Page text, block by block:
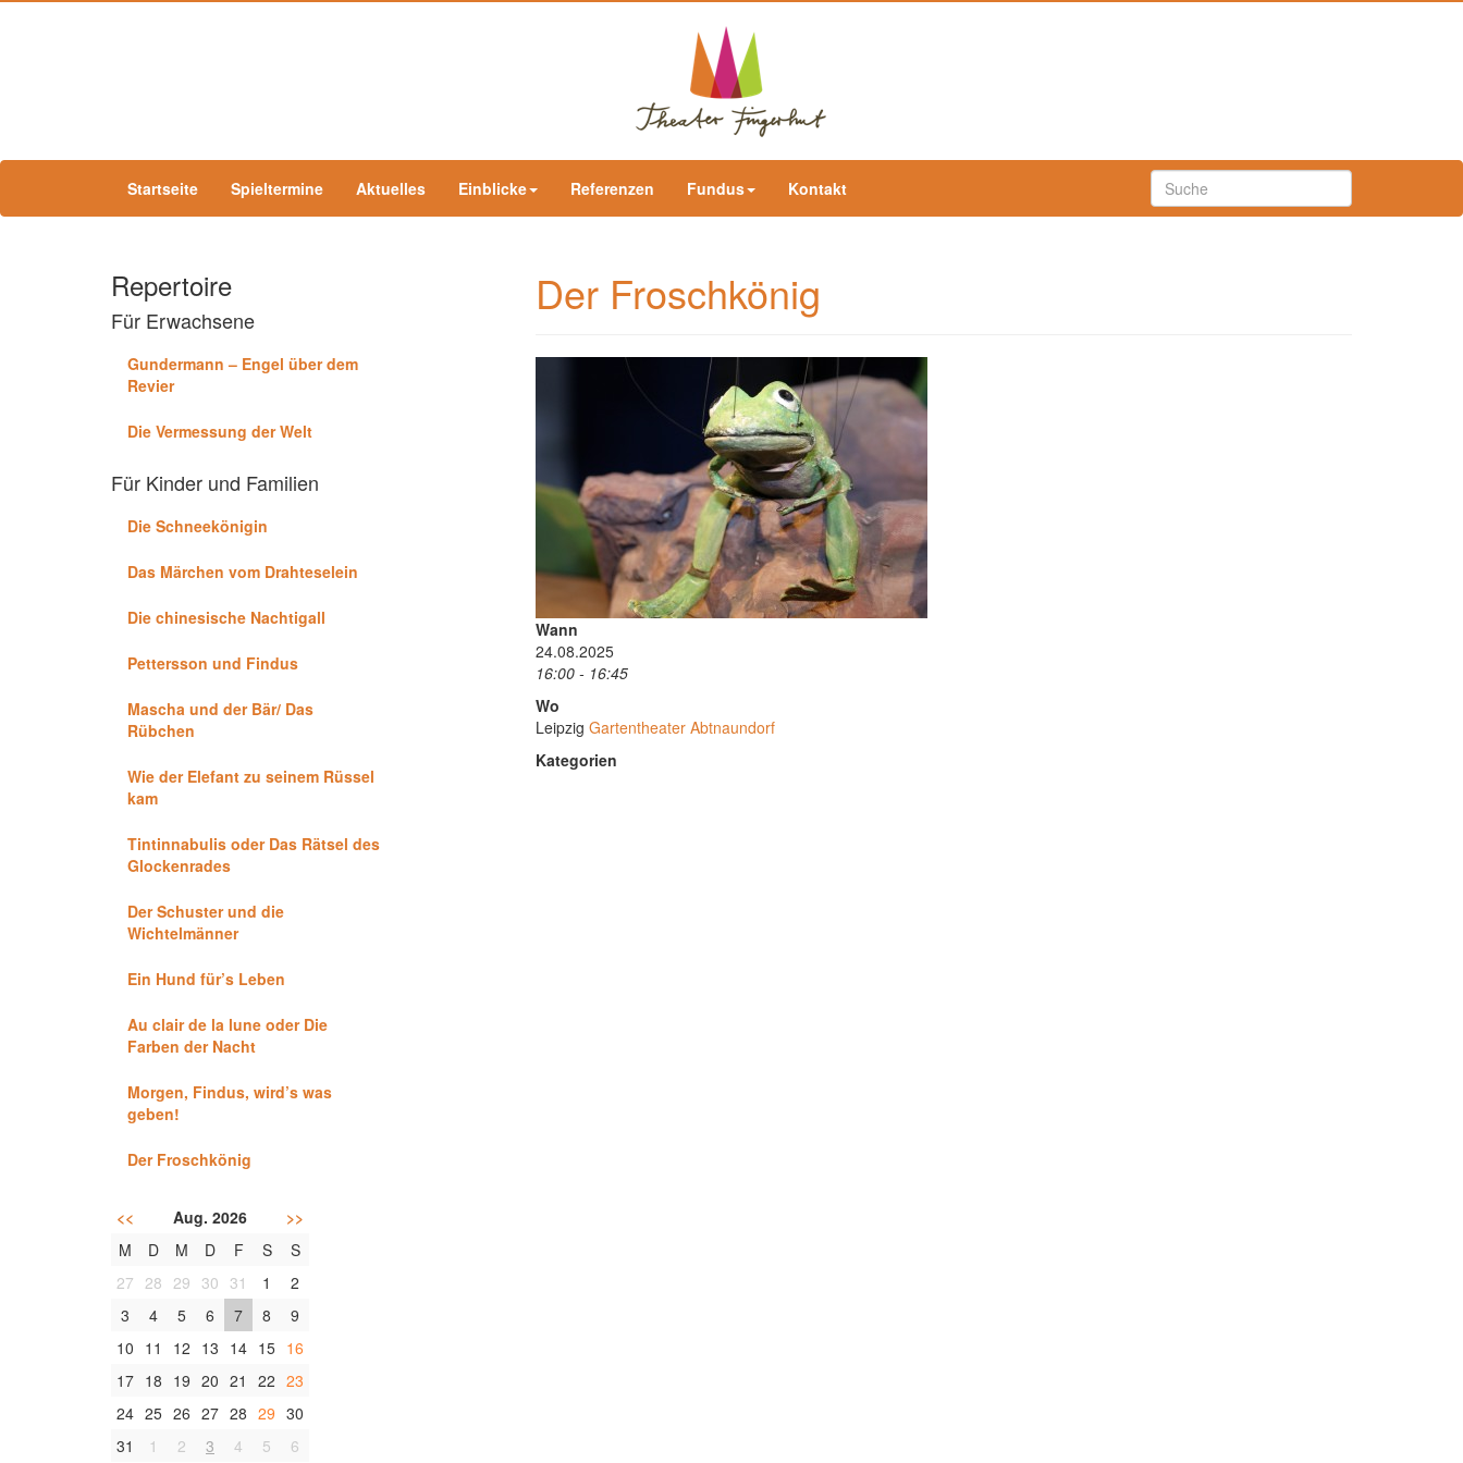
Startseite Spieltermine Aktuelles Einblicke Referenzen Fundus Kontakt
Repertoire
Für Erwachsene
Gundermann – Engel über dem
Revier
Die Vermessung der Welt
Für Kinder und Familien
Die Schneekönigin
Das Märchen vom Drahteselein
Die chinesische Nachtigall
Pettersson und Findus
Mascha und der Bär/ Das
Rübchen
Wie der Elefant zu seinem Rüssel
kam
Tintinnabulis oder Das Rätsel des
Glockenrades
Der Schuster und die
Wichtelmänner
Ein Hund für’s Leben
Au clair de la lune oder Die
Farben der Nacht
Morgen, Findus, wird’s was
geben!
Der Froschkönig
<< Aug. 2026
>>
M
D M D F S
S
27 28 29 30 31 1
2
3
4 5 6 7 8
9
10 11 12 13 14 15 16
17 18 19 20 21 22 23
24 25 26 27 28 29 30
31
1 2 3 4 5 6
Der Froschkönig
Wann
24.08.2025
16:00 - 16:45
Wo
Leipzig Gartentheater Abtnaundorf
Kategorien